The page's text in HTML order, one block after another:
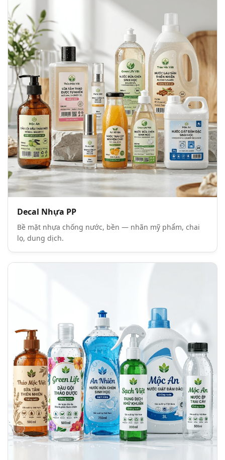
Decal Nhựa PP
Bề mặt nhựa chống nước, bền — nhãn mỹ phẩm, chai
lọ, dung dịch.